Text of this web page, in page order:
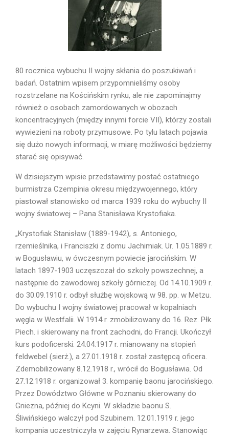
80 rocznica wybuchu II wojny skłania do poszukiwań i
badań. Ostatnim wpisem przypomnieliśmy osoby
rozstrzelane na Kościńskim rynku, ale nie zapominajmy
również o osobach zamordowanych w obozach
koncentracyjnych (między innymi forcie VII), którzy zostali
wywiezieni na roboty przymusowe. Po tylu latach pojawia
się dużo nowych informacji, w miarę możliwości będziemy
starać się opisywać.
W dzisiejszym wpisie przedstawimy postać ostatniego
burmistrza Czempinia okresu międzywojennego, który
piastował stanowisko od marca 1939 roku do wybuchy II
wojny światowej – Pana Stanisława Krystofiaka.
„Krystofiak Stanisław (1889-1942), s. Antoniego,
rzemieślnika, i Franciszki z domu Jachimiak. Ur. 1.05.1889 r.
w Bogusławiu, w ówczesnym powiecie jarocińskim. W
latach 1897-1903 uczęszczał do szkoły powszechnej, a
następnie do zawodowej szkoły górniczej. Od 14.10.1909 r.
do 30.09.1910 r. odbył służbę wojskową w 98. pp. w Metzu.
Do wybuchu I wojny światowej pracował w kopalniach
węgla w Westfalii. W 1914 r. zmobilizowany do 16. Rez. Płk.
Piech. i skierowany na front zachodni, do Francji. Ukończył
kurs podoficerski. 24.04.1917 r. mianowany na stopień
feldwebel (sierż.), a 27.01.1918 r. został zastępcą oficera.
Zdemobilizowany 8.12.1918 r., wrócił do Bogusławia. Od
27.12.1918 r. organizował 3. kompanię baonu jarocińskiego.
Przez Dowództwo Główne w Poznaniu skierowany do
Gniezna, później do Kcyni. W składzie baonu S.
Śliwińskiego walczył pod Szubinem. 12.01.1919 r. jego
kompania uczestniczyła w zajęciu Rynarzewa. Stanowiąc